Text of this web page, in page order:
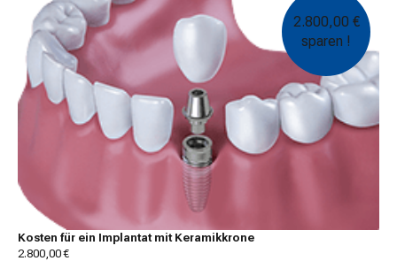
2.800,00 €
sparen !
Kosten für ein Implantat mit Keramikkrone
2.800,00 €